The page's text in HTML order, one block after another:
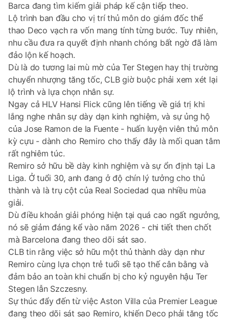
Barca đang tìm kiếm giải pháp kế cận tiếp theo.
Lộ trình ban đầu cho vị trí thủ môn do giám đốc thể
thao Deco vạch ra vốn mang tính từng bước. Tuy nhiên,
nhu cầu đưa ra quyết định nhanh chóng bất ngờ đã làm
đảo lộn kế hoạch.
Dù là do tương lai mù mờ của Ter Stegen hay thị trường
chuyển nhượng tăng tốc, CLB giờ buộc phải xem xét lại
lộ trình và lựa chọn nhân sự.
Ngay cả HLV Hansi Flick cũng lên tiếng về giá trị khi
lắng nghe nhân sự dày dạn kinh nghiệm, và sự ủng hộ
của Jose Ramon de la Fuente - huấn luyện viên thủ môn
kỳ cựu - dành cho Remiro cho thấy đây là mối quan tâm
rất nghiêm túc.
Remiro sở hữu bề dày kinh nghiệm và sự ổn định tại La
Liga. Ở tuổi 30, anh đang ở độ chín lý tưởng cho thủ
thành và là trụ cột của Real Sociedad qua nhiều mùa
giải.
Dù điều khoản giải phóng hiện tại quá cao ngất ngưởng,
nó sẽ giảm đáng kể vào năm 2026 - chi tiết then chốt
mà Barcelona đang theo dõi sát sao.
CLB tin rằng việc sở hữu một thủ thành dày dạn như
Remiro cùng lựa chọn trẻ tuổi sẽ tạo thế cân bằng và
đảm bảo an toàn khi chuẩn bị cho kỷ nguyên hậu Ter
Stegen lẫn Szczesny.
Sự thúc đẩy đến từ việc Aston Villa của Premier League
đang theo dõi sát sao Remiro, khiến Deco phải tăng tốc